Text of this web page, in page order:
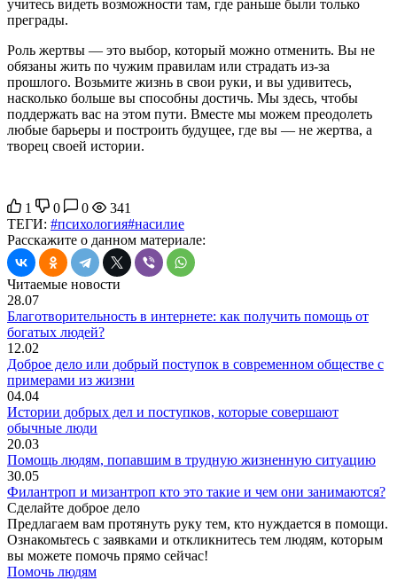
учитесь видеть возможности там, где раньше были только
преграды.
Роль жертвы — это выбор, который можно отменить. Вы не
обязаны жить по чужим правилам или страдать из-за
прошлого. Возьмите жизнь в свои руки, и вы удивитесь,
насколько больше вы способны достичь. Мы здесь, чтобы
поддержать вас на этом пути. Вместе мы можем преодолеть
любые барьеры и построить будущее, где вы — не жертва, а
творец своей истории.
1 0 0
341
ТЕГИ: #психология#насилие
Расскажите о данном материале:
Читаемые новости
28.07
Благотворительность в интернете: как получить помощь от
богатых людей?
12.02
Доброе дело или добрый поступок в современном обществе с
примерами из жизни
04.04
Истории добрых дел и поступков, которые совершают
обычные люди
20.03
Помощь людям, попавшим в трудную жизненную ситуацию
30.05
Филантроп и мизантроп кто это такие и чем они занимаются?
Сделайте доброе дело
Предлагаем вам протянуть руку тем, кто нуждается в помощи.
Ознакомьтесь с заявками и откликнитесь тем людям, которым
вы можете помочь прямо сейчас!
Помочь людям